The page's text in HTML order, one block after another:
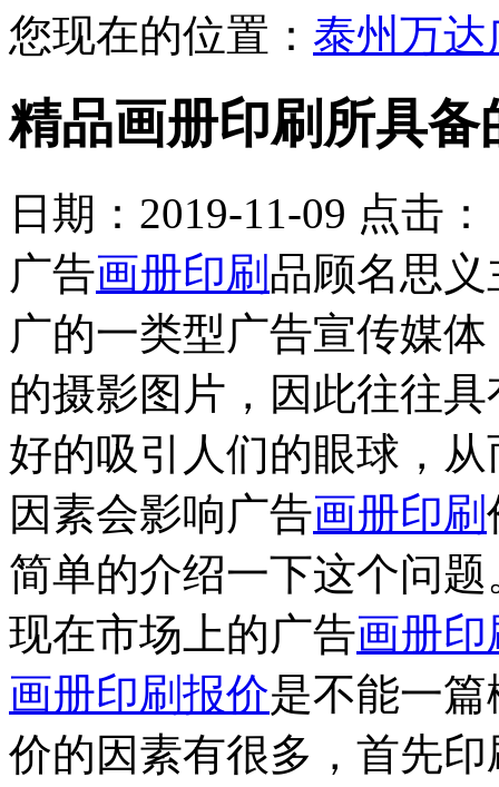
您现在的位置： 泰州万
精品画册印刷所具
日期： 2019-11-09 点击：
广告画册印刷 品顾名思
广的一类型广告宣传媒
的摄影图片，因此往往
好的吸引人们的眼球，
因素会影响广告画册印刷
简单的介绍一下这个问题
现在市场上的广告画册
画册印刷报价是不能一
价的因素有很多，首先